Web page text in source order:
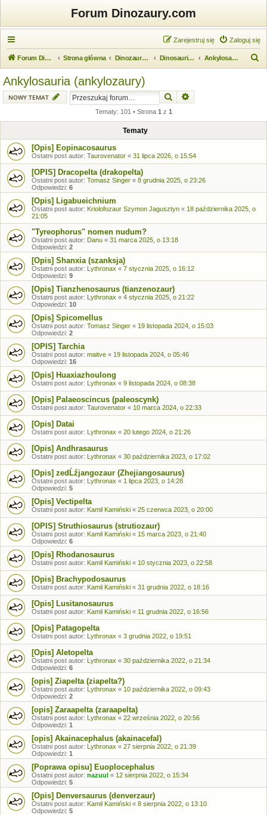
Forum Dinozaury.com
Zaloguj się
Zarejestruj się
Forum Dinozaury.com Strona główna Dinozaurologia Dinosauria (dinozaury) Ankylosauria (ankylozaury)
Ankylosauria (ankylozaury)
NOWY TEMAT Szukaj
Tematy: 101 • Strona 1 z 1
Tematy
[Opis] Eopinacosaurus
Ostatni post autor: Taurovenator « 31 lipca 2026, o 15:54
[OPIS] Dracopelta (drakopelta)
Ostatni post autor: Tomasz Singer « 8 grudnia 2025, o 23:26
Odpowiedzi: 6
[Opis] Ligabueichnium
Ostatni post autor: Kriolofozaur Szymon Jagusztyn « 18 października 2025, o
21:05
"Tyreophorus" nomen nudum?
Ostatni post autor: Danu « 31 marca 2025, o 13:18
Odpowiedzi: 2
[Opis] Shanxia (szanksja)
Ostatni post autor: Lythronax « 7 stycznia 2025, o 16:12
Odpowiedzi: 9
[Opis] Tianzhenosaurus (tianzenozaur)
Ostatni post autor: Lythronax « 4 stycznia 2025, o 21:22
Odpowiedzi: 10
[Opis] Spicomellus
Ostatni post autor: Tomasz Singer « 19 listopada 2024, o 15:03
Odpowiedzi: 2
[OPIS] Tarchia
Ostatni post autor: maitve « 19 listopada 2024, o 05:46
Odpowiedzi: 16
[Opis] Huaxiazhoulong
Ostatni post autor: Lythronax « 9 listopada 2024, o 08:38
[Opis] Palaeoscincus (paleoscynk)
Ostatni post autor: Taurovenator « 10 marca 2024, o 22:33
[Opis] Datai
Ostatni post autor: Lythronax « 20 lutego 2024, o 21:26
[Opis] Andhrasaurus
Ostatni post autor: Lythronax « 30 października 2023, o 17:02
[Opis] zedĹźjangozaur (Zhejiangosaurus)
Ostatni post autor: Lythronax « 1 lipca 2023, o 14:28
Odpowiedzi: 5
[Opis] Vectipelta
Ostatni post autor: Kamil Kamiński « 25 czerwca 2023, o 20:00
[OPIS] Struthiosaurus (strutiozaur)
Ostatni post autor: Kamil Kamiński « 15 marca 2023, o 21:40
Odpowiedzi: 6
[Opis] Rhodanosaurus
Ostatni post autor: Kamil Kamiński « 10 stycznia 2023, o 22:58
[Opis] Brachypodosaurus
Ostatni post autor: Kamil Kamiński « 31 grudnia 2022, o 18:16
[Opis] Lusitanosaurus
Ostatni post autor: Kamil Kamiński « 11 grudnia 2022, o 16:56
[Opis] Patagopelta
Ostatni post autor: Lythronax « 3 grudnia 2022, o 19:51
[Opis] Aletopelta
Ostatni post autor: Lythronax « 30 października 2022, o 21:34
Odpowiedzi: 6
[opis] Ziapelta (ziapelta?)
Ostatni post autor: Lythronax « 10 października 2022, o 09:43
Odpowiedzi: 2
[opis] Zaraapelta (zaraapelta)
Ostatni post autor: Lythronax « 22 września 2022, o 20:56
Odpowiedzi: 1
[opis] Akainacephalus (akainacefal)
Ostatni post autor: Lythronax « 27 sierpnia 2022, o 21:39
Odpowiedzi: 1
[Poprawa opisu] Euoplocephalus
Ostatni post autor: nazuul « 12 sierpnia 2022, o 15:34
Odpowiedzi: 5
[Opis] Denversaurus (denverzaur)
Ostatni post autor: Kamil Kamiński « 8 sierpnia 2022, o 13:10
Odpowiedzi: 5